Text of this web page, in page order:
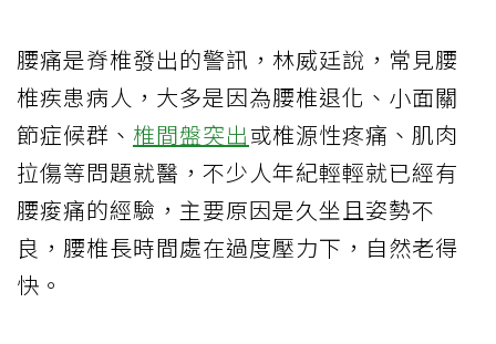
腰痛是脊椎發出的警訊，林威廷說，常見腰
椎疾患病人，大多是因為腰椎退化、小面關
節症候群、 椎間盤突出或椎源性疼痛、肌肉
拉傷等問題就醫，不少人年紀輕輕就已經有
腰痠痛的經驗，主要原因是久坐且姿勢不
良，腰椎長時間處在過度壓力下，自然老得
快。